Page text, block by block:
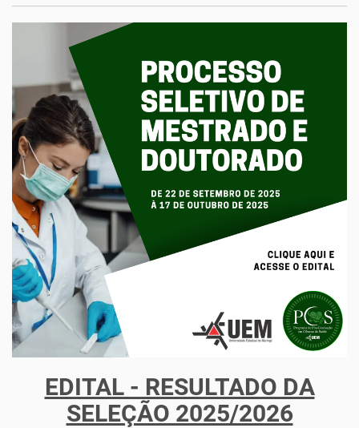
EDITAL - RESULTADO DA
SELEÇÃO 2025/2026